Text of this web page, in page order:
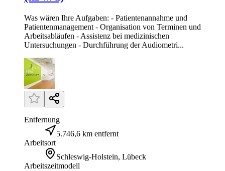
Was wären Ihre Aufgaben: - Patientenannahme und
Patientenmanagement - Organisation von Terminen und
Arbeitsabläufen - Assistenz bei medizinischen
Untersuchungen - Durchführung der Audiometri...
Entfernung
5.746,6 km entfernt
Arbeitsort
Schleswig-Holstein, Lübeck
Arbeitszeitmodell